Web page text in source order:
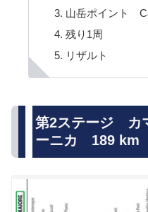
山岳ポイント
残り1周
リザルト
第2ステージ カ
ーニカ 189 km